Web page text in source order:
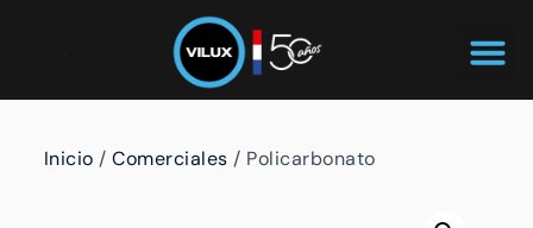
Inicio /Comerciales / Policarbonato